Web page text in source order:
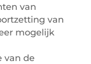
van
van
mogelijk
van de